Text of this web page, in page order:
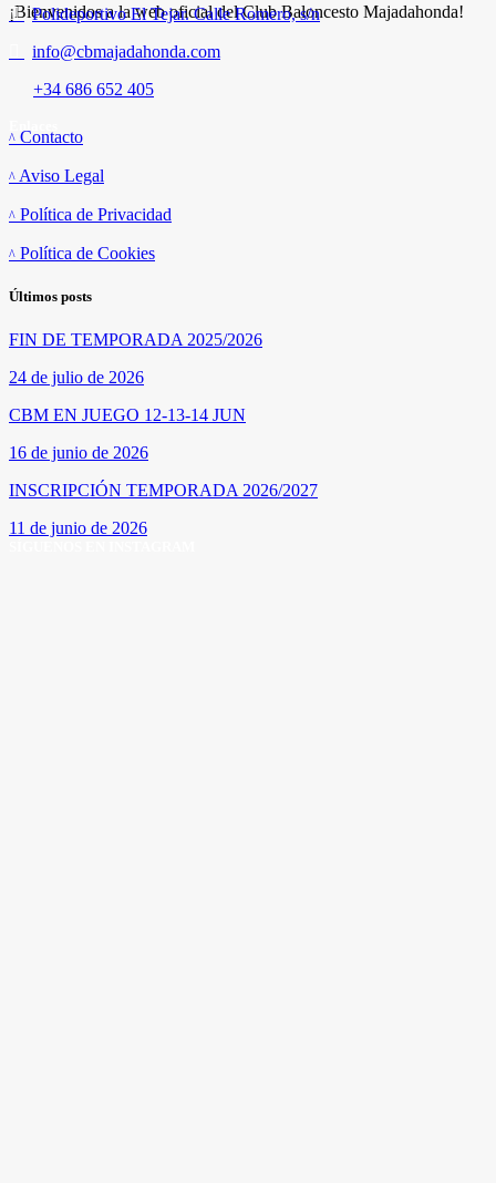
¡Bienvenidos a la web oficial del Club Baloncesto Majadahonda!
Polideportivo El Tejar. Calle Romero, s/n
info@cbmajadahonda.com
+34 686 652 405
Contacto
Aviso Legal
Política de Privacidad
Política de Cookies
Últimos posts
FIN DE TEMPORADA 2025/2026
24 de julio de 2026
CBM EN JUEGO 12-13-14 JUN
16 de junio de 2026
INSCRIPCIÓN TEMPORADA 2026/2027
11 de junio de 2026